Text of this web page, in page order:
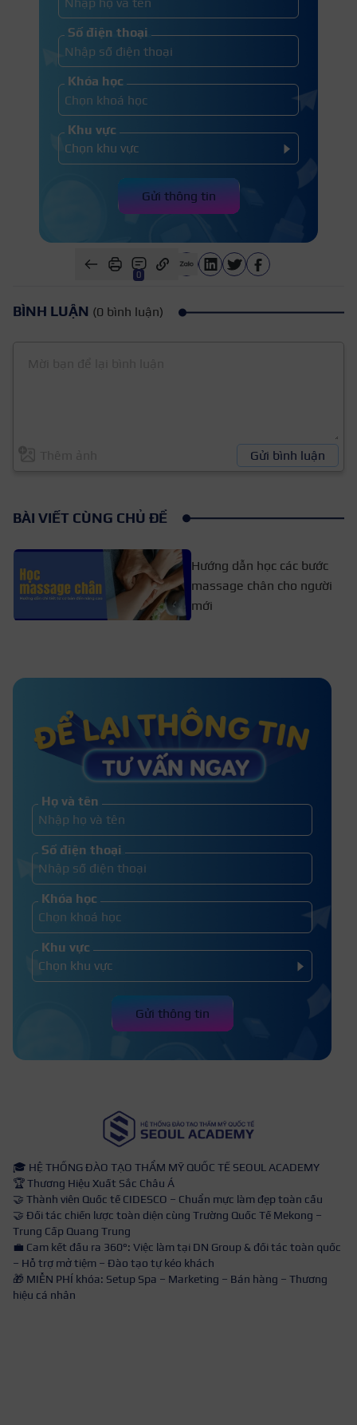
Số điện thoại
Khóa học
Khu vực
Gửi thông tin
0
BÌNH LUẬN (0 bình luận)
Gửi bình luận
BÀI VIẾT CÙNG CHỦ ĐỀ
Hướng dẫn học các bước
massage chân cho người
mới
Học massage có khó không? Các
phương pháp học hiệu quả
Học massage bao nhiêu tiền? Bảng
học phí học massage T8.2026
Họ và tên
Số điện thoại
Khóa học
Khu vực
Gửi thông tin
🎓 HỆ THỐNG ĐÀO TẠO THẨM MỸ QUỐC TẾ SEOUL ACADEMY
🏆 Thương Hiệu Xuất Sắc Châu Á
🤝 Thành viên Quốc tế CIDESCO – Chuẩn mực làm đẹp toàn cầu
🤝 Đối tác chiến lược toàn diện cùng Trường Quốc Tế Mekong –
Trung Cấp Quang Trung
💼 Cam kết đầu ra 360°: Việc làm tại DN Group & đối tác toàn quốc
– Hỗ trợ mở tiệm – Đào tạo tự kéo khách
🎁 MIỄN PHÍ khóa: Setup Spa – Marketing – Bán hàng – Thương
hiệu cá nhân